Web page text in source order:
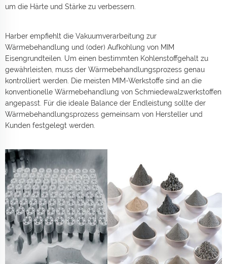
um die Härte und Stärke zu verbessern.
Harber empfiehlt die Vakuumverarbeitung zur
Wärmebehandlung und (oder) Aufkohlung von MIM
Eisengrundteilen. Um einen bestimmten Kohlenstoffgehalt zu
gewährleisten, muss der Wärmebehandlungsprozess genau
kontrolliert werden. Die meisten MIM-Werkstoffe sind an die
konventionelle Wärmebehandlung von Schmiedewalzwerkstoffen
angepasst. Für die ideale Balance der Endleistung sollte der
Wärmebehandlungsprozess gemeinsam von Hersteller und
Kunden festgelegt werden.